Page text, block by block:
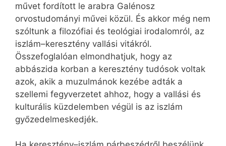
művet fordított le arabra Galénosz
orvostudományi művei közül. És akkor még nem
szóltunk a filozófiai és teológiai irodalomról, az
iszlám–keresztény vallási vitákról.
Összefoglalóan elmondhatjuk, hogy az
abbászida korban a keresztény tudósok voltak
azok, akik a muzulmánok kezébe adták a
szellemi fegyverzetet ahhoz, hogy a vallási és
kulturális küzdelemben végül is az iszlám
győzedelmeskedjék.